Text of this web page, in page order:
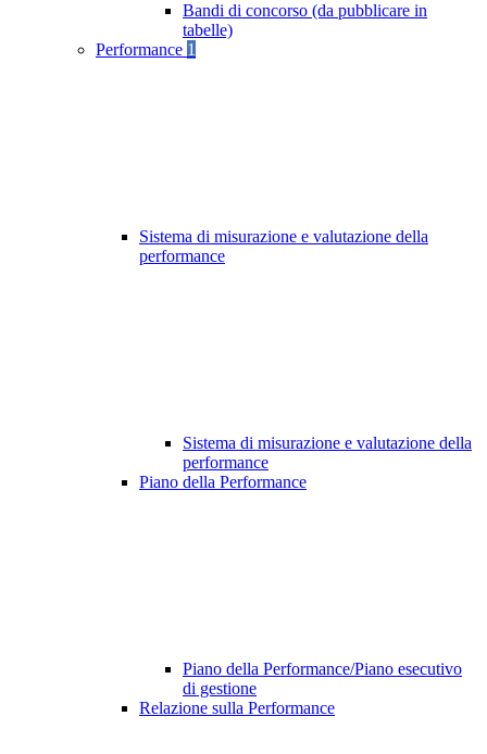
Bandi di concorso (da pubblicare in
tabelle)
Performance 1
Sistema di misurazione e valutazione della
performance
Sistema di misurazione e valutazione della
performance
Piano della Performance
Piano della Performance/Piano esecutivo
di gestione
Relazione sulla Performance